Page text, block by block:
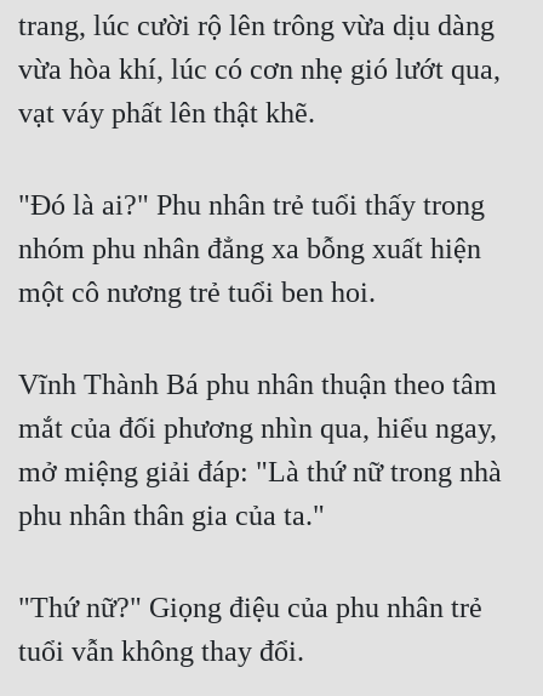
trang, lúc cười rộ lên trông vừa dịu dàng
vừa hòa khí, lúc có cơn nhẹ gió lướt qua,
vạt váy phất lên thật khẽ.
"Đó là ai?" Phu nhân trẻ tuổi thấy trong
nhóm phu nhân đẳng xa bỗng xuất hiện
một cô nương trẻ tuổi ben hoi.
Vĩnh Thành Bá phu nhân thuận theo tâm
mắt của đối phương nhìn qua, hiểu ngay,
mở miệng giải đáp: "Là thứ nữ trong nhà
phu nhân thân gia của ta."
"Thứ nữ?" Giọng điệu của phu nhân trẻ
tuổi vẫn không thay đổi.